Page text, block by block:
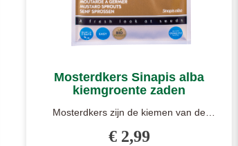
Mosterdkers Sinapis alba
kiemgroente zaden
Mosterdkers zijn de kiemen van de
(Sinap..
€ 2,99